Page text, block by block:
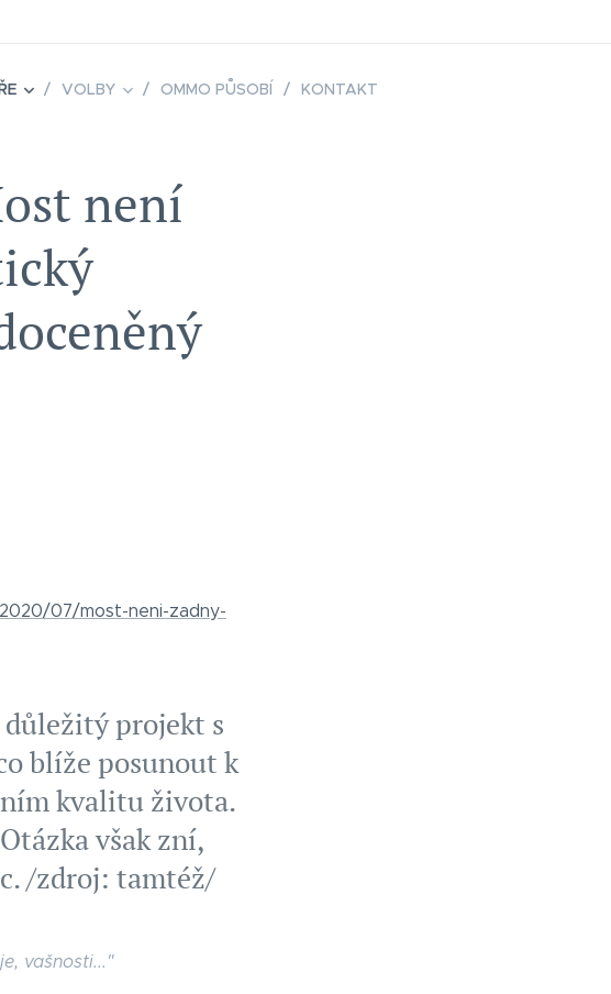
VOLBY OMMO PŮSOBÍ KONTAKT
není
07/most-neni-zadny-
projekt s
blíže posunout k
kvalitu života.
však zní,
/zdroj: tamtéž/
vašnosti..."